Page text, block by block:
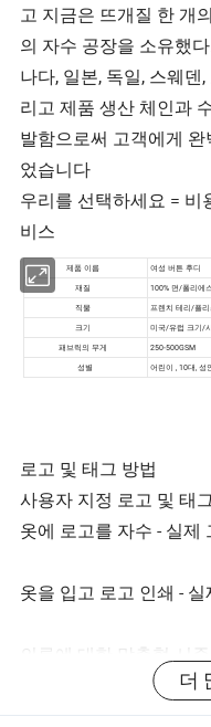
고 지금은 뜨개질 한 개
의 자수 공장을 소유했
나다, 일본, 독일, 스웨
리고 제품 생산 체인과
발함으로써 고객에게
었습니다
우리를 선택하세요 = 비
비스
로고 및 태그 방법
사용자 지정 로고 및 태
옷에 로고를 자수 - 실제
옷을 입고 로고 인쇄 -
의류에 대한 맞춤형 시준
맞춤형 우븐 넥 태그, 세
더